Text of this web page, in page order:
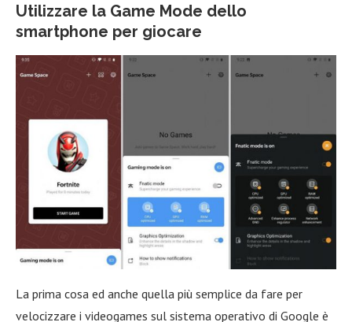
Utilizzare la Game Mode dello
smartphone per giocare
La prima cosa ed anche quella più semplice da fare per
velocizzare i videogames sul sistema operativo di Google è